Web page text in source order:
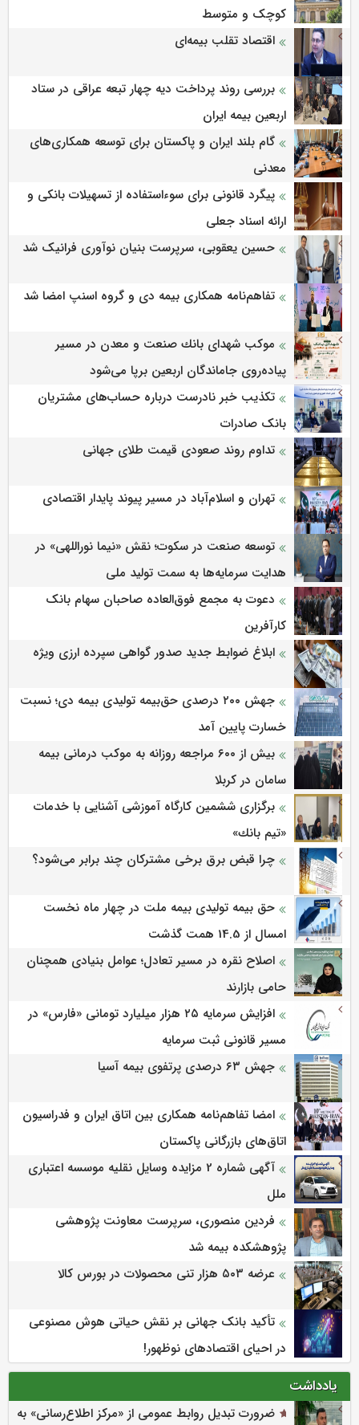
کوچک و متوسط
اقتصاد تقلب بیمه‌ای
بررسی روند پرداخت دیه چهار تبعه عراقی در ستاد
اربعین بیمه ایران
گام بلند ایران و پاکستان برای توسعه همکاری‌های
معدنی
پیگرد قانونی برای سوءاستفاده از تسهیلات بانکی و
ارائه اسناد جعلی
حسین یعقوبی، سرپرست بنیان نوآوری فرانیک شد
تفاهم‌نامه همکاری بیمه دی و گروه اسنپ امضا شد
موكب شهدای بانك صنعت و معدن در مسیر
پیاده‌روی جاماندگان اربعین برپا می‌شود
تکذیب خبر نادرست درباره حساب‌های مشتریان
بانک صادرات
تداوم روند صعودی قیمت طلای جهانی
تهران و اسلام‌آباد در مسیر پیوند پایدار اقتصادی
توسعه صنعت در سکوت؛ نقش «نیما نوراللهی» در
هدایت سرمایه‌ها به سمت تولید ملی
دعوت به مجمع فوق‌العاده صاحبان سهام بانک
کارآفرین
ابلاغ ضوابط جدید صدور گواهی سپرده ارزی ویژه
جهش ۲۰۰ درصدی حق‌بیمه تولیدی بیمه دی؛ نسبت
خسارت پایین آمد
بیش از ۶۰۰ مراجعه روزانه به موکب درمانی بیمه
سامان در کربلا
برگزاری ششمین كارگاه آموزشی آشنایی با خدمات
«تیم بانك»
چرا قبض برق برخی مشترکان چند برابر می‌شود؟
حق بیمه تولیدی بیمه ملت در چهار ماه نخست
امسال از 14.5 همت گذشت
اصلاح نقره در مسیر تعادل؛ عوامل بنیادی همچنان
حامی بازارند
افزایش سرمایه ۲۵ هزار میلیارد تومانی «فارس» در
مسیر قانونی ثبت سرمایه
جهش ۶۳ درصدی پرتفوی بیمه آسیا
امضا تفاهم‌نامه همکاری بین اتاق ایران و فدراسیون
اتاق‌های بازرگانی پاکستان
آگهی شماره 2 مزایده وسایل نقلیه موسسه اعتباری
ملل
فردین منصوری، سرپرست معاونت پژوهشی
پژوهشكده بیمه شد
عرضه ۵۰۳ هزار تنی محصولات در بورس کالا
تأکید بانک جهانی بر نقش حیاتی هوش مصنوعی
در احیای اقتصادهای نوظهور!
یادداشت
ضرورت تبدیل روابط عمومی از «مرکز اطلاع‌رسانی» به